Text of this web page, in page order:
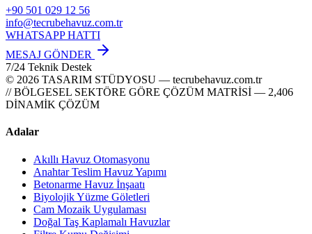
+90 501 029 12 56
info@tecrubehavuz.com.tr
WHATSAPP HATTI
MESAJ GÖNDER
7/24 Teknik Destek
© 2026 TASARIM STÜDYOSU — tecrubehavuz.com.tr
// BÖLGESEL SEKTÖRE GÖRE ÇÖZÜM MATRİSİ — 2,406
DİNAMİK ÇÖZÜM
Adalar
Akıllı Havuz Otomasyonu
Anahtar Teslim Havuz Yapımı
Betonarme Havuz İnşaatı
Biyolojik Yüzme Göletleri
Cam Mozaik Uygulaması
Doğal Taş Kaplamalı Havuzlar